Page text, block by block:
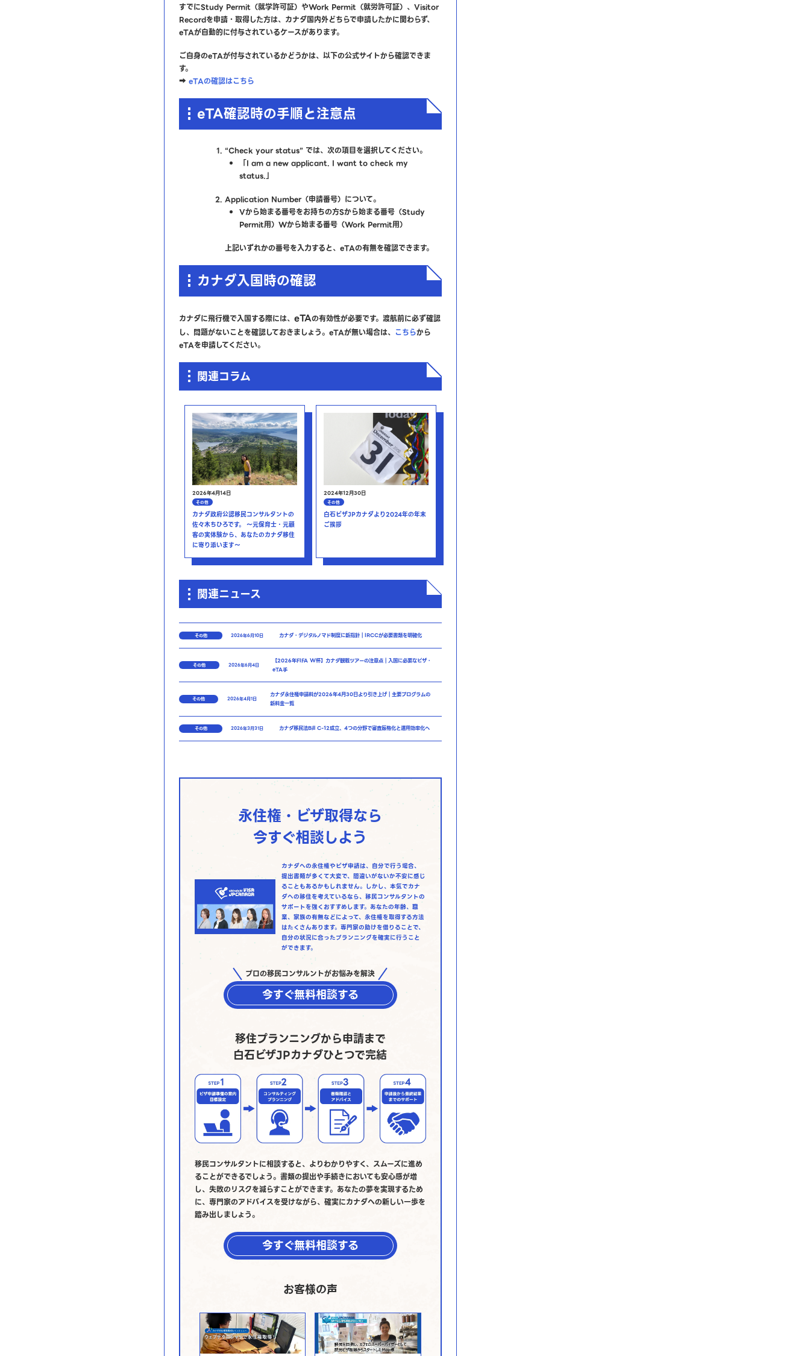
すでにStudy Permit（就学許可証）やWork Permit（就労許可証）、Visitor
Recordを申請・取得した方は、カナダ国内外どちらで申請したかに関わらず、
eTAが自動的に付与されているケースがあります。
ご自身のeTAが付与されているかどうかは、以下の公式サイトから確認できま
す。
➡ eTAの確認はこちら
eTA確認時の手順と注意点
“Check your status” では、次の項目を選択してください。
「I am a new applicant. I want to check my
status.」
Application Number（申請番号）について。
Vから始まる番号をお持ちの方Sから始まる番号（Study
Permit用）Wから始まる番号（Work Permit用）
上記いずれかの番号を入力すると、eTAの有無を確認できます。
カナダ入国時の確認
カナダに飛行機で入国する際には、 eTAの有効性が必要です。渡航前に必ず確認
し、問題がないことを確認しておきましょう。eTAが無い場合は、 こちらから
eTAを申請してください。
関連コラム
2026年4月14日
その他
カナダ政府公認移民コンサルタントの
佐々木ちひろです。 ～元保育士・元顧
客の実体験から、あなたのカナダ移住
に寄り添います～
2024年12月30日
その他
白石ビザJPカナダより2024年の年末
ご挨拶
関連ニュース
その他 2026年6月10日 カナダ・デジタルノマド制度に新指針｜IRCCが必要書類を明確化
その他 2026年6月4日
【2026年FIFA W杯】カナダ観戦ツアーの注意点｜入国に必要なビザ・
eTA手
その他 2026年4月1日
カナダ永住権申請料が2026年4月30日より引き上げ｜主要プログラムの
新料金一覧
その他 2026年3月31日 カナダ移民法Bill C-12成立、4つの分野で審査厳格化と運用効率化へ
永住権・ビザ取得なら
今すぐ相談しよう
カナダへの永住権やビザ申請は、自分で行う場合、
提出書類が多くて大変で、間違いがないか不安に感じ
ることもあるかもしれません。しかし、本気でカナ
ダへの移住を考えているなら、移民コンサルタントの
サポートを強くおすすめします。あなたの年齢、職
業、家族の有無などによって、永住権を取得する方法
はたくさんあります。専門家の助けを借りることで、
自分の状況に合ったプランニングを確実に行うこと
ができます。
プロの移民コンサルントがお悩みを解決
今すぐ無料相談する
移住プランニングから申請まで
白石ビザJPカナダひとつで完結
移民コンサルタントに相談すると、よりわかりやすく、スムーズに進め
ることができるでしょう。書類の提出や手続きにおいても安心感が増
し、失敗のリスクを減らすことができます。あなたの夢を実現するため
に、専門家のアドバイスを受けながら、確実にカナダへの新しい一歩を
踏み出しましょう。
今すぐ無料相談する
お客様の声